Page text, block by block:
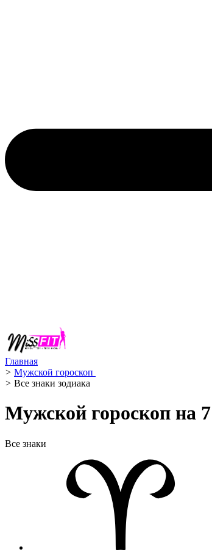
Главная
> Мужской гороскоп ️
> Все знаки зодиака
Мужской гороскоп на
Все знаки